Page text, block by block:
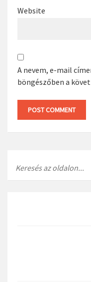
Website
A nevem, e-mail
böngészőben a